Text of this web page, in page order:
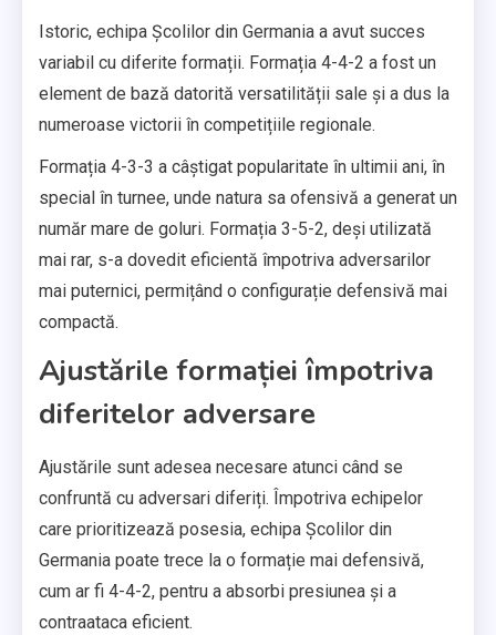
Istoric, echipa Școlilor din Germania a avut succes
variabil cu diferite formații. Formația 4-4-2 a fost un
element de bază datorită versatilității sale și a dus la
numeroase victorii în competițiile regionale.
Formația 4-3-3 a câștigat popularitate în ultimii ani, în
special în turnee, unde natura sa ofensivă a generat un
număr mare de goluri. Formația 3-5-2, deși utilizată
mai rar, s-a dovedit eficientă împotriva adversarilor
mai puternici, permițând o configurație defensivă mai
compactă.
Ajustările formației împotriva
diferitelor adversare
Ajustările sunt adesea necesare atunci când se
confruntă cu adversari diferiți. Împotriva echipelor
care prioritizează posesia, echipa Școlilor din
Germania poate trece la o formație mai defensivă,
cum ar fi 4-4-2, pentru a absorbi presiunea și a
contraataca eficient.